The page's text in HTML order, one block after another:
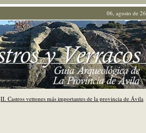
06, agosto de 26
II. Castros vettones más importantes de la provincia de Ávila